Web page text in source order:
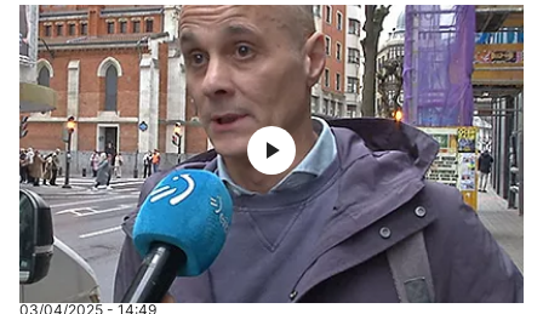
03/04/2025 - 14:49